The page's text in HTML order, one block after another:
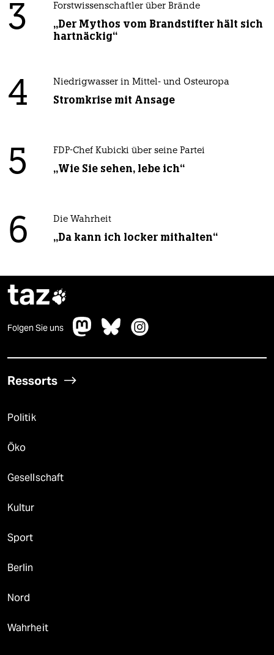
3 Forstwissenschaftler über Brände
„Der Mythos vom Brandstifter hält sich
hartnäckig“
4 Niedrigwasser in Mittel- und Osteuropa
Stromkrise mit Ansage
5 FDP-Chef Kubicki über seine Partei
„Wie Sie sehen, lebe ich“
6 Die Wahrheit
„Da kann ich locker mithalten“
taz
Folgen Sie uns
Ressorts
Politik
Öko
Gesellschaft
Kultur
Sport
Berlin
Nord
Wahrheit